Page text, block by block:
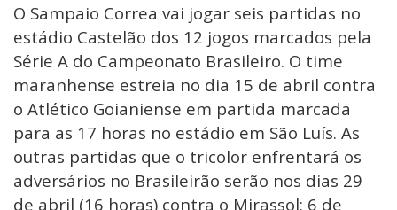
O Sampaio Correa vai jogar seis partidas no
estádio Castelão dos 12 jogos marcados pela
Série A do Campeonato Brasileiro. O time
maranhense estreia no dia 15 de abril contra
o Atlético Goianiense em partida marcada
para as 17 horas no estádio em São Luís. As
outras partidas que o tricolor enfrentará os
adversários no Brasileirão serão nos dias 29
de abril (16 horas) contra o Mirassol; 6 de